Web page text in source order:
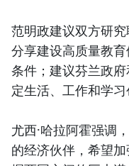
范明政建议双方研
分享建设高质量教
条件；建议芬兰政
定生活、工作和学习
尤西·哈拉阿霍强调
的经济伙伴，希望